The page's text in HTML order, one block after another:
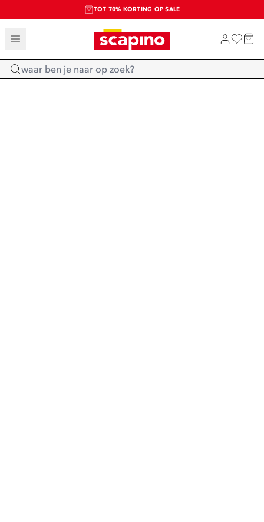
TOT 70% KORTING OP SALE
SALE: LAATSTE KANS!
SHOP NIEUW
Home